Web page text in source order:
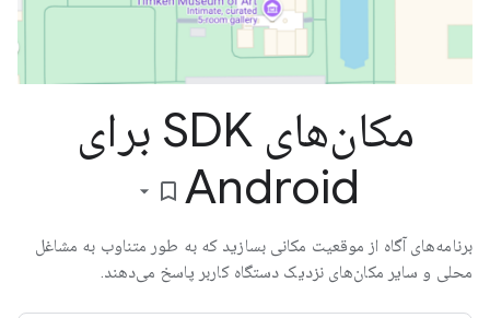
مکان‌های SDK برای
Android
bookmark_border
برنامه‌های آگاه از موقعیت مکانی بسازید که به طور متناوب به مشاغل
محلی و سایر مکان‌های نزدیک دستگاه کاربر پاسخ می‌دهند.